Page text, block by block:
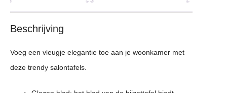
Beschrijving
Voeg een vleugje elegantie toe aan je woonkamer met
deze trendy salontafels.